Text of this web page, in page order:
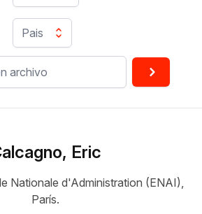
Pais
Eric
Nationale d'Administration (ENAI),
París.